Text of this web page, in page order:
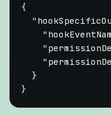
{
}
}